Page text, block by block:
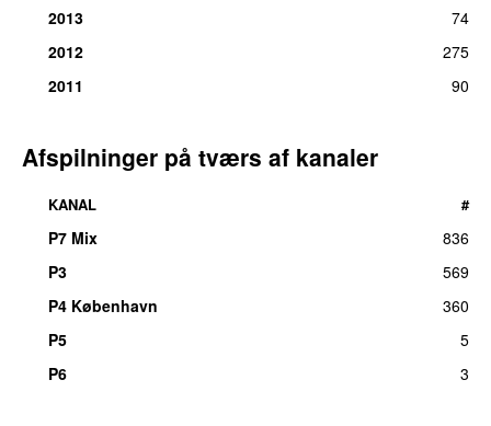
2013
74
2012
275
2011
90
Afspilninger på tværs af kanaler
KANAL #
P7 Mix
836
P3
569
P4 København
360
P5
5
P6
3